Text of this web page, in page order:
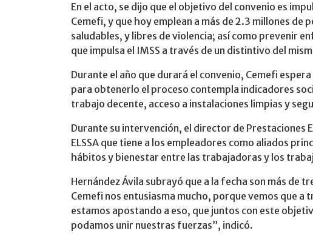
En el acto, se dijo que el objetivo del convenio es
Cemefi, y que hoy emplean a más de 2.3 millones
saludables, y libres de violencia; así como prevenir
que impulsa el IMSS a través de un distintivo del
Durante el año que durará el convenio, Cemefi
para obtenerlo el proceso contempla indicadores
trabajo decente, acceso a instalaciones limpias y
Durante su intervención, el director de Prestaciones
ELSSA que tiene a los empleadores como aliados
hábitos y bienestar entre las trabajadoras y los
Hernández Ávila subrayó que a la fecha son más de
Cemefi nos entusiasma mucho, porque vemos que
estamos apostando a eso, que juntos con este
podamos unir nuestras fuerzas”, indicó.